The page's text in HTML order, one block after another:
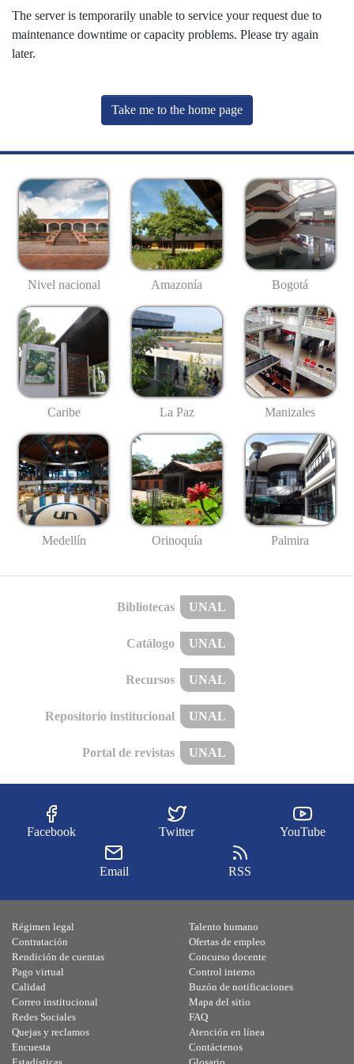
The server is temporarily unable to service your request due to
maintenance downtime or capacity problems. Please try again
later.
Take me to the home page
Nivel nacional Amazonía Bogotá
Caribe La Paz Manizales
Medellín Orinoquía Palmira
Bibliotecas UNAL
Catálogo UNAL
Recursos UNAL
Repositorio institucional UNAL
Portal de revistas UNAL
Facebook Twitter YouTube
Email RSS
Régimen legal
Contratación
Rendición de cuentas
Pago virtual
Calidad
Talento humano
Ofertas de empleo
Concurso docente
Control interno
Buzón de notificaciones
Correo institucional
Redes Sociales
Quejas y reclamos
Encuesta
Mapa del sitio
FAQ
Atención en línea
Contáctenos